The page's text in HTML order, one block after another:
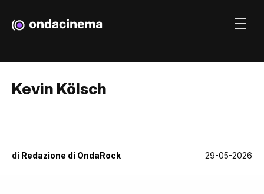
Kevin Kölsch
di Redazione di OndaRock 29-05-2026